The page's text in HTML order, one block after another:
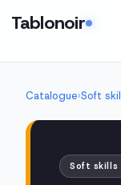
Tablonoir
Catalogue›Soft
Soft skills